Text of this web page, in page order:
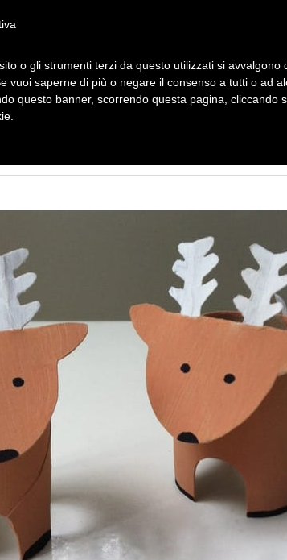
A
V
G
Z
I
O
N
N
C
I
DI
o gli strumenti terzi da questo utilizzati si
vuoi saperne di più o negare il consenso a tutti o ad
questo banner, scorrendo questa pagina, cliccando